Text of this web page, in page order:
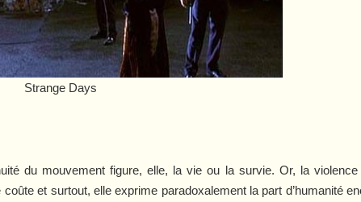
Strange Days
du mouvement figure, elle, la vie ou la survie. Or, la
et surtout, elle exprime paradoxalement la part d’humanité